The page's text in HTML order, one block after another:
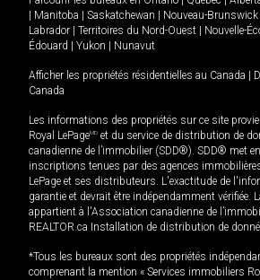
Manitoba Saskatchewan Nouveau-Brunswick
Labrador
Territoires du Nord-Ouest Nouvelle-
Édouard
Yukon Nunavut
Afficher les propriétés résidentielles au Canada
Canada
Les informations des propriétés sur ce site
Royal LePageMD et du service de distribution de
canadienne de l’immobilier (SDD®). SDD® met
inscriptions tenues par des agences
LePage et ses distributeurs. L'exactitude de
garantie et devrait être indépendamment vérifiée.
appartient à l'Association canadienne de
REALTOR.ca Installation de distribution de
*Tous les bureaux sont des propriétés
comprenant la mention « Services immobiliers